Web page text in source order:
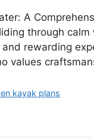
A
through
rewarding
values
kayak plans